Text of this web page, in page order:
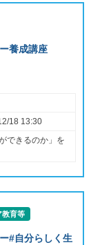
養成講座
18 13:30
できるのか」を
教育等
#自分らしく生